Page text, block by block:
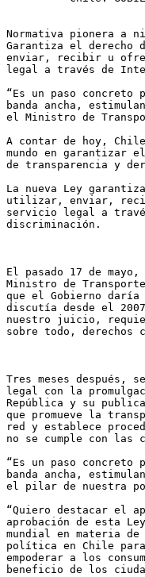
Normativa pionera a
Garantiza el
enviar, recibir u
legal a través de
“Es un paso concreto
banda ancha,
el Ministro de
A contar de hoy,
mundo en garantizar
de transparencia y
La nueva Ley
utilizar, enviar,
servicio legal a
discriminación.
El pasado 17 de
Ministro de
que el Gobierno
discutía desde el
nuestro juicio,
sobre todo,
Tres meses
legal con la
República y su
que promueve la
red y establece
no se cumple con las
“Es un paso concreto
banda ancha,
el pilar de nuestra
“Quiero destacar el
aprobación de esta
mundial en materia
política en Chile para
empoderar a los
beneficio de los